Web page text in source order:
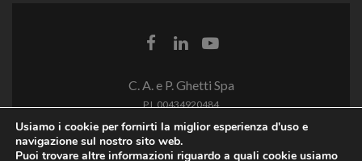
C. A. e P. Ghetti Spa
P.I. 00434920484
Usiamo i cookie per fornirti la miglior esperienza d'uso e
navigazione sul nostro sito web.
Puoi trovare altre informazioni riguardo a quali cookie usiamo